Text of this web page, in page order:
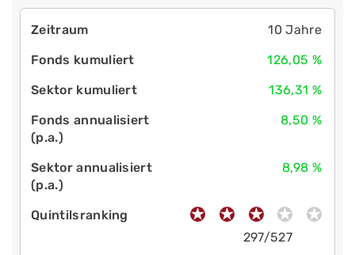
10 Jahre
126,05 %
136,31 %
8,50 %
8,98 %
297/527